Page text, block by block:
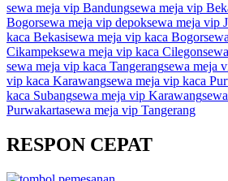
sewa meja vip Bandungsewa meja vip
Bogorsewa meja vip depoksewa meja vip
kaca Bekasisewa meja vip kaca Bogor
Cikampeksewa meja vip kaca Cilegon
sewa meja vip kaca Tangerangsewa meja
vip kaca Karawangsewa meja vip kaca
kaca Subangsewa meja vip Karawang
Purwakartasewa meja vip Tangerang
RESPON CEPAT